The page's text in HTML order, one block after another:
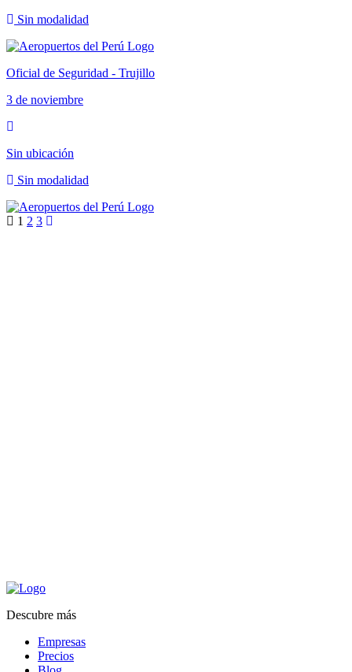
Sin modalidad
Oficial de Seguridad - Trujillo
3 de noviembre
Sin ubicación
Sin modalidad
1 2 3
Descubre más
Empresas
Precios